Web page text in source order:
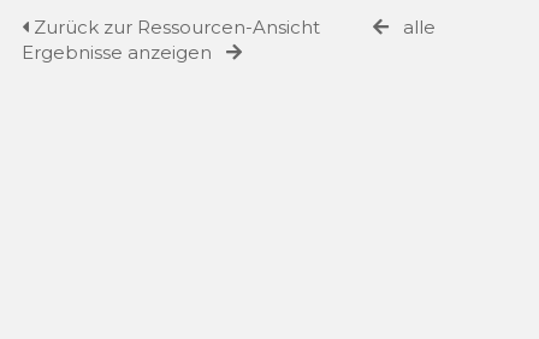
Zurück zur Ressourcen-Ansicht
alle
Ergebnisse anzeigen